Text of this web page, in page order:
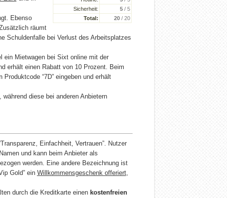
Sicherheit:
5/ 5
Total:
20/ 20
Ebenso
räumt
Schuldenfalle bei Verlust des Arbeitsplatzes
ein Mietwagen bei Sixt online mit der
erhält einen Rabatt von 10 Prozent. Beim
“7D” eingeben und erhält
während diese bei anderen Anbietern
Einfachheit, Vertrauen”. Nutzer
und kann beim Anbieter als
werden. Eine andere Bezeichnung ist
Gold” ein Willkommensgeschenk offeriert,
durch die Kreditkarte einen kostenfreien